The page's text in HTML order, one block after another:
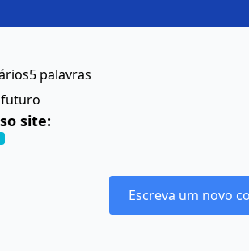
5 palavras
site:
Escreva um novo